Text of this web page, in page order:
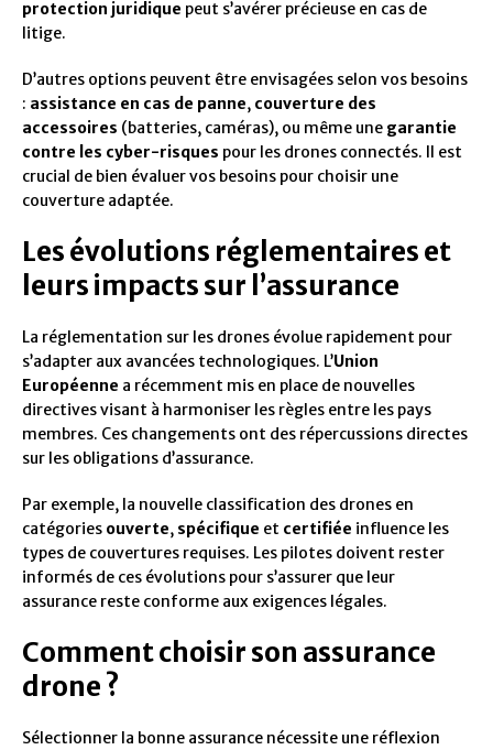
protection juridique peut s’avérer précieuse en cas de
litige.
D’autres options peuvent être envisagées selon vos besoins
: assistance en cas de panne, couverture des
accessoires (batteries, caméras), ou même une garantie
contre les cyber-risques pour les drones connectés. Il est
crucial de bien évaluer vos besoins pour choisir une
couverture adaptée.
Les évolutions réglementaires et
leurs impacts sur l’assurance
La réglementation sur les drones évolue rapidement pour
s’adapter aux avancées technologiques. L’Union
Européenne a récemment mis en place de nouvelles
directives visant à harmoniser les règles entre les pays
membres. Ces changements ont des répercussions directes
sur les obligations d’assurance.
Par exemple, la nouvelle classification des drones en
catégories ouverte, spécifique et certifiée influence les
types de couvertures requises. Les pilotes doivent rester
informés de ces évolutions pour s’assurer que leur
assurance reste conforme aux exigences légales.
Comment choisir son assurance
drone ?
Sélectionner la bonne assurance nécessite une réflexion